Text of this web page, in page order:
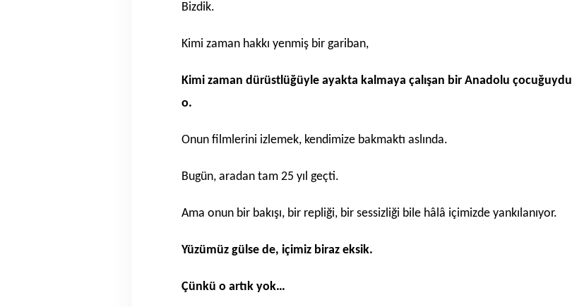
Bizdik.
Kimi zaman hakkı yenmiş bir gariban,
Kimi zaman dürüstlüğüyle ayakta kalmaya çalışan bir Anadolu çocuğuydu
o.
Onun filmlerini izlemek, kendimize bakmaktı aslında.
Bugün, aradan tam 25 yıl geçti.
Ama onun bir bakışı, bir repliği, bir sessizliği bile hâlâ içimizde yankılanıyor.
Yüzümüz gülse de, içimiz biraz eksik.
Çünkü o artık yok…